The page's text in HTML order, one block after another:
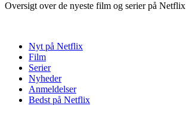
Oversigt over de nyeste film og serier på Netflix
Nyt på Netflix
Film
Serier
Nyheder
Anmeldelser
Bedst på Netflix